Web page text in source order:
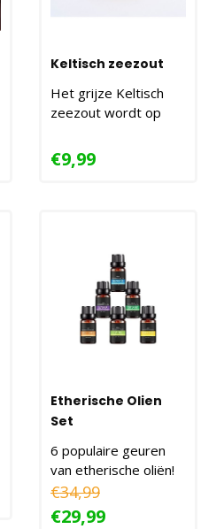
Keltisch zeezout
Het grijze Keltisch
zeezout wordt op
en met de hand in de
zo..
€9,99
Etherische Olien
Set
6 populaire geuren
van etherische oliën!
€34,99
€29,99